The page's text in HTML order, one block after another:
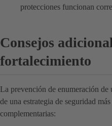
protecciones funcionan
Consejos
fortalecimiento
La prevención de enumeración
de una estrategia de seguridad
complementarias: